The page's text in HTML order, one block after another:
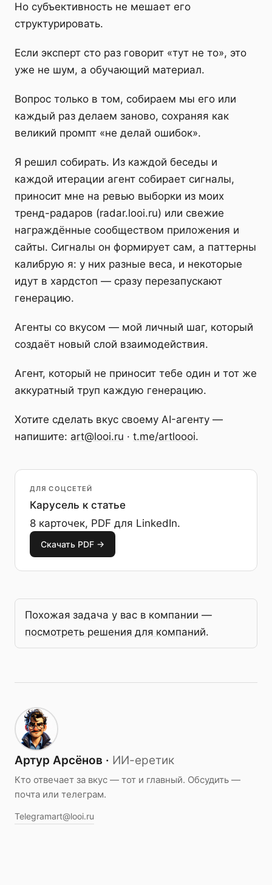
Но субъективность не мешает его
структурировать.
Если эксперт сто раз говорит «тут не то», это
уже не шум, а обучающий материал.
Вопрос только в том, собираем мы его или
каждый раз делаем заново, сохраняя как
великий промпт «не делай ошибок».
Я решил собирать. Из каждой беседы и
каждой итерации агент собирает сигналы,
приносит мне на ревью выборки из моих
тренд-радаров (radar.looi.ru) или свежие
награждённые сообществом приложения и
сайты. Сигналы он формирует сам, а паттерны
калибрую я: у них разные веса, и некоторые
идут в хардстоп — сразу перезапускают
генерацию.
Агенты со вкусом — мой личный шаг, который
создаёт новый слой взаимодействия.
Агент, который не приносит тебе один и тот же
аккуратный труп каждую генерацию.
Хотите сделать вкус своему AI-агенту —
напишите: art@looi.ru · t.me/artloooi.
ДЛЯ СОЦСЕТЕЙ
Карусель к статье
8 карточек, PDF для LinkedIn.
Скачать PDF →
Похожая задача у вас в компании —
посмотреть решения для компаний.
Артур Арсёнов · ИИ-еретик
Кто отвечает за вкус — тот и главный. Обсудить —
почта или телеграм.
Telegramart@looi.ru